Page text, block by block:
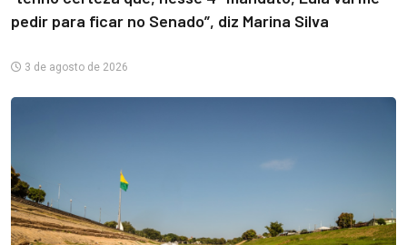
pedir para ficar no Senado”, diz Marina Silva
3 de agosto de 2026